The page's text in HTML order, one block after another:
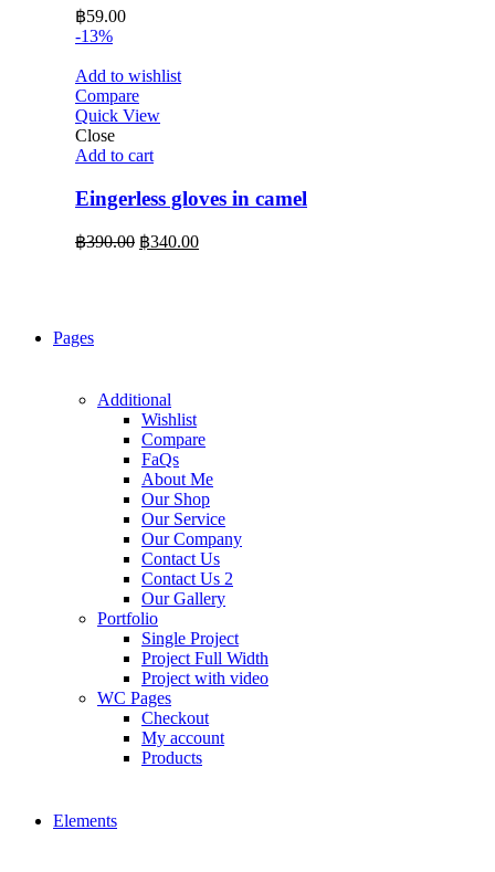
฿59.00
-13%
Add to wishlist
Compare
Quick View
Close
Add to cart
Eingerless gloves in camel
฿390.00 Original
฿340.00Current
Pages
Additional
Wishlist
Compare
FaQs
About Me
Our Shop
Our Service
Our Company
Contact Us
Contact Us 2
Our Gallery
Portfolio
Single Project
Project Full Width
Project with video
WC Pages
Checkout
My account
Products
Elements